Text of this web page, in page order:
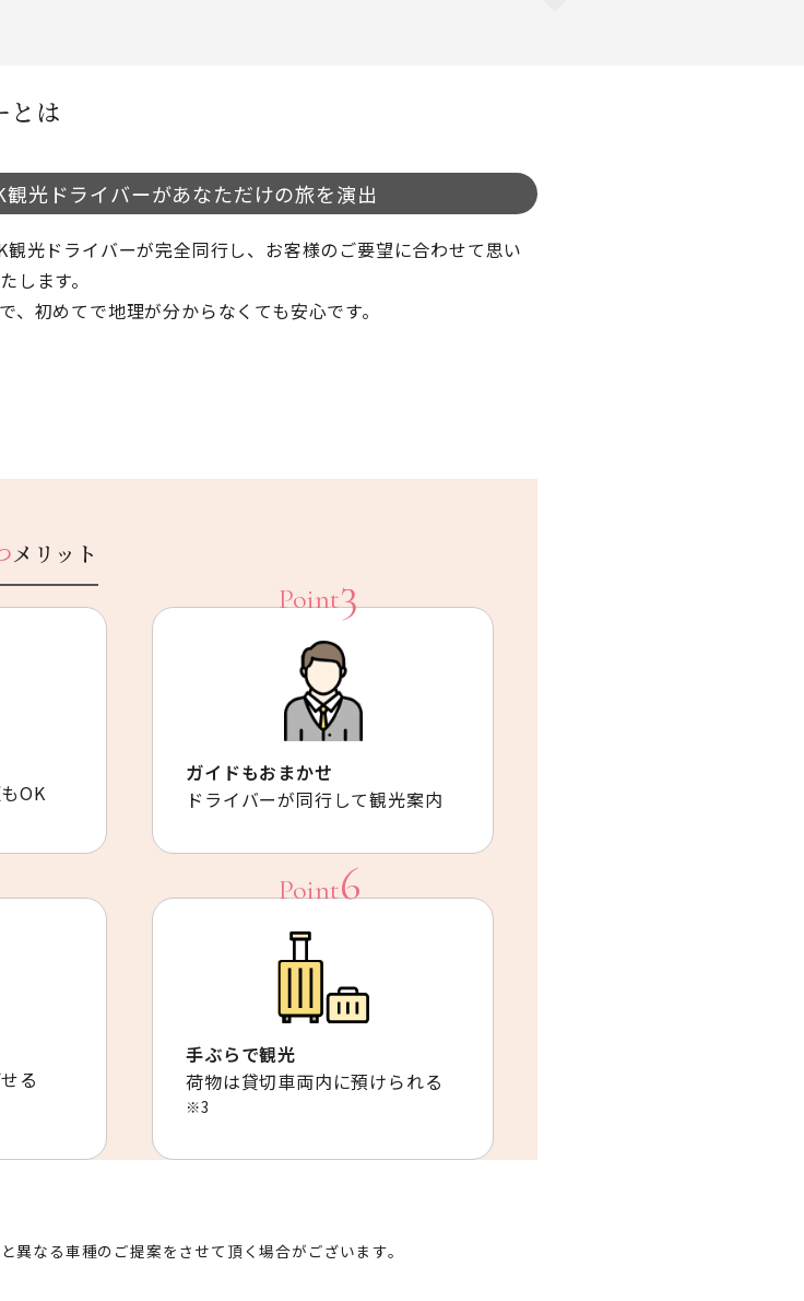
とは
観光ドライバーがあなただけの旅を演出
観光ドライバーが完全同行し、お客様のご要望に合わせて思い
します。
、初めてで地理が分からなくても安心です。
メリット
OK
ガイドもおまかせ
ドライバーが同行して観光案内
る
手ぶらで観光
荷物は貸切車両内に預けられる
※3
なる車種のご提案をさせて頂く場合がございます。